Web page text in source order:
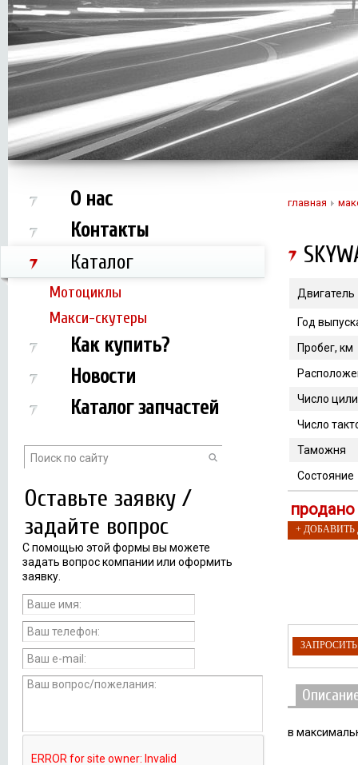
О нас
Контакты
Каталог
Мотоциклы
Макси-скутеры
Как купить?
Новости
Каталог запчастей
Оставьте заявку /
задайте вопрос
С помощью этой формы вы можете
задать вопрос компании или оформить
заявку.
главная
Двигатель
Год
Пробег, км
Число
Число
Таможня
Состояние
продано
+
в